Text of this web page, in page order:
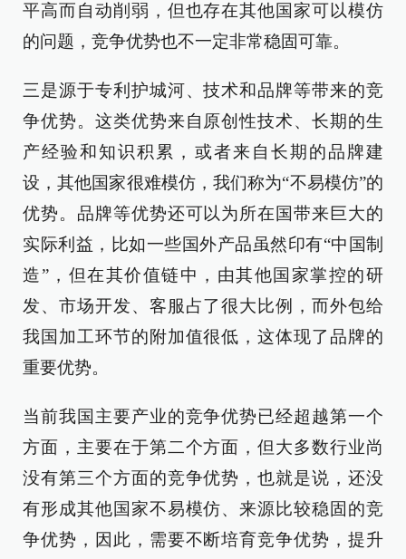
平高而自动削弱，但也存在其他国家可以模仿
的问题，竞争优势也不一定非常稳固可靠。
三是源于专利护城河、技术和品牌等带来的竞
争优势。这类优势来自原创性技术、长期的生
产经验和知识积累，或者来自长期的品牌建
设，其他国家很难模仿，我们称为“不易模仿”的
优势。品牌等优势还可以为所在国带来巨大的
实际利益，比如一些国外产品虽然印有“中国制
造”，但在其价值链中，由其他国家掌控的研
发、市场开发、客服占了很大比例，而外包给
我国加工环节的附加值很低，这体现了品牌的
重要优势。
当前我国主要产业的竞争优势已经超越第一个
方面，主要在于第二个方面，但大多数行业尚
没有第三个方面的竞争优势，也就是说，还没
有形成其他国家不易模仿、来源比较稳固的竞
争优势，因此，需要不断培育竞争优势，提升